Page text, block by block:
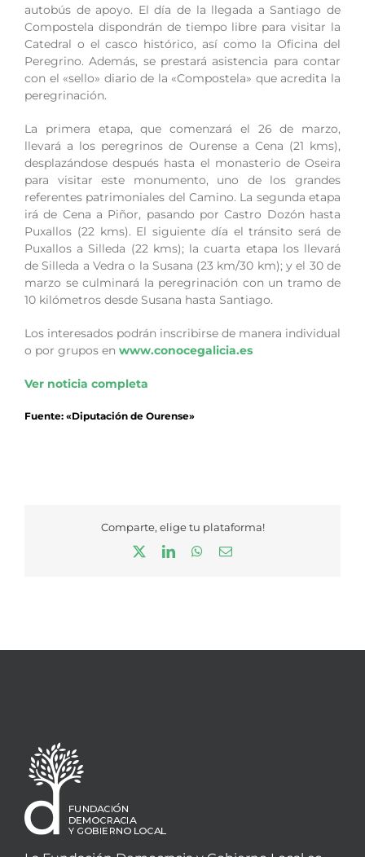
autobús de apoyo. El día de la llegada a Santiago de
Compostela dispondrán de tiempo libre para visitar la
Catedral o el casco histórico, así como la Oficina del
Peregrino. Además, se prestará asistencia para contar
con el «sello» diario de la «Compostela» que acredita la
peregrinación.
La primera etapa, que comenzará el 26 de marzo,
llevará a los peregrinos de Ourense a Cena (21 kms),
desplazándose después hasta el monasterio de Oseira
para visitar este monumento, uno de los grandes
referentes patrimoniales del Camino. La segunda etapa
irá de Cena a Piñor, pasando por Castro Dozón hasta
Puxallos (22 kms). El siguiente día el tránsito será de
Puxallos a Silleda (22 kms); la cuarta etapa los llevará
de Silleda a Vedra o la Susana (23 km/30 km); y el 30 de
marzo se culminará la peregrinación con un tramo de
10 kilómetros desde Susana hasta Santiago.
Los interesados podrán inscribirse de manera individual
o por grupos en www.conocegalicia.es
Ver noticia completa
Fuente: «Diputación de Ourense»
Comparte, elige tu plataforma!
LinkedInWhatsApp
Correo